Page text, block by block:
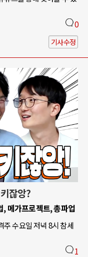
0
기사수정
잖앙?
, 메가프로젝트, 총파업
주 수요일 저녁 8시 참세
1